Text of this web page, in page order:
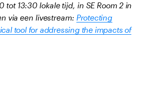
tot 13:30 lokale tijd, in SE Room 2 in
via een livestream: Protecting
tool for addressing the impacts of